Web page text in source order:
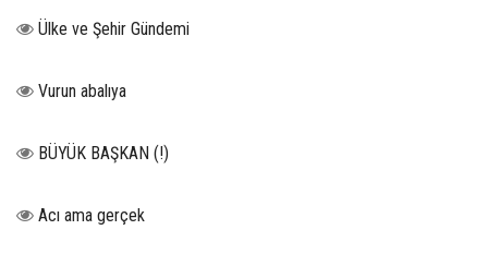
Ülke ve Şehir Gündemi
Vurun abalıya
BÜYÜK BAŞKAN (!)
Acı ama gerçek